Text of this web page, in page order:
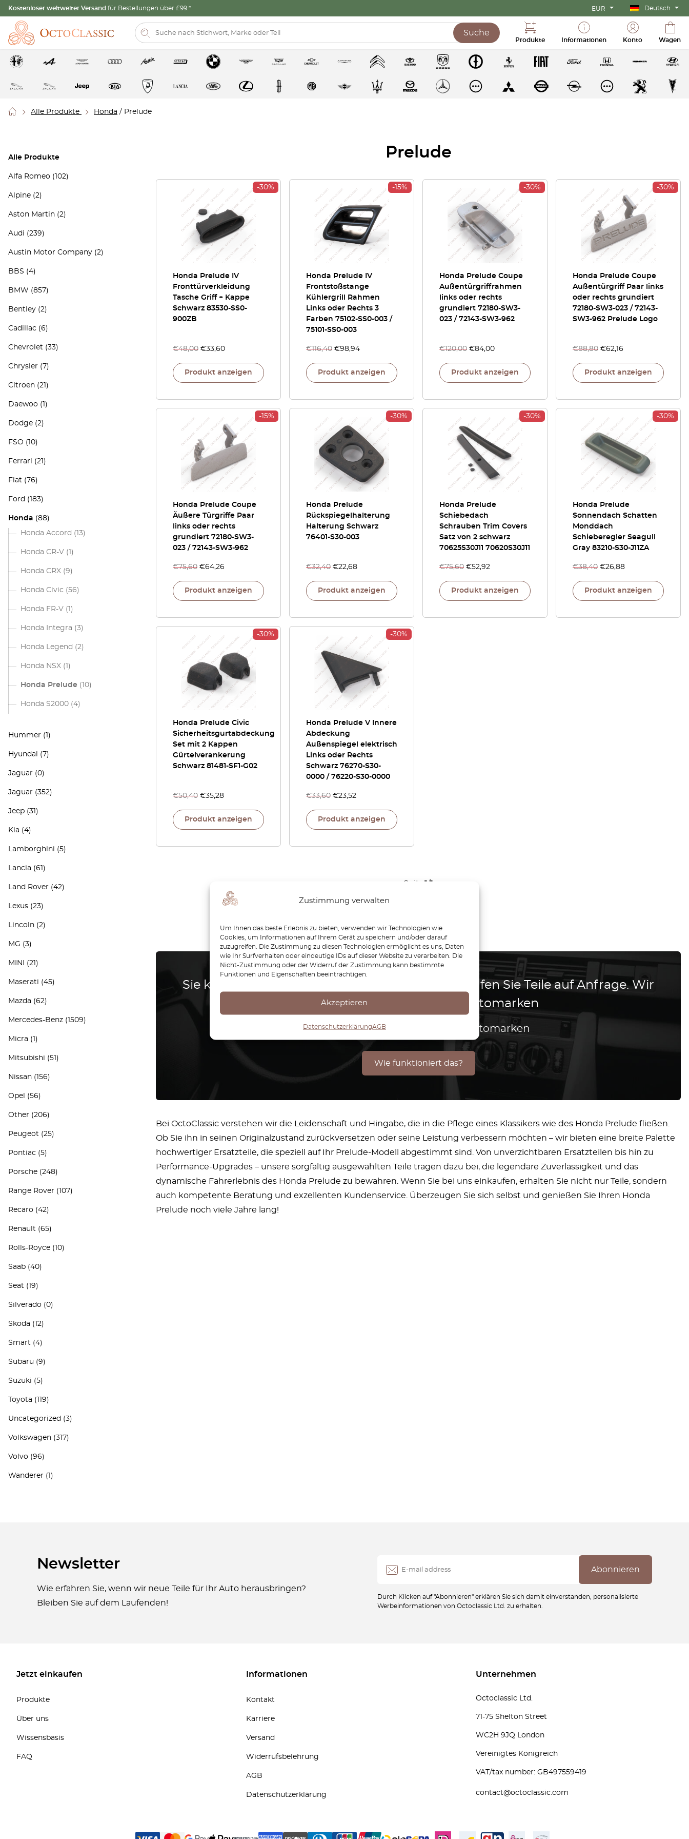
Zustimmung verwalten
Um Ihnen das beste Erlebnis zu bieten, verwenden wir Technologien wie
Cookies, um Informationen auf Ihrem Gerät zu speichern und/oder darauf
zuzugreifen. Die Zustimmung zu diesen Technologien ermöglicht es uns, Daten
wie Ihr Surfverhalten oder eindeutige IDs auf dieser Website zu verarbeiten. Die
Nicht-Zustimmung oder der Widerruf der Zustimmung kann bestimmte
Funktionen und Eigenschaften beeinträchtigen.
Akzeptieren
DatenschutzerklärungAGB
Kostenloser weltweiter Versand für Bestellungen über £99.* EUR Deutsch
Suche
Produkte Informationen Konto Wagen
Alle Produkte Honda / Prelude
Alle Produkte
Alfa Romeo (102)
Alpine (2)
Aston Martin (2)
Audi (239)
Austin Motor Company (2)
BBS (4)
BMW (857)
Bentley (2)
Cadillac (6)
Chevrolet (33)
Chrysler (7)
Citroen (21)
Daewoo (1)
Dodge (2)
FSO (10)
Ferrari (21)
Fiat (76)
Ford (183)
Honda (88)
Honda Accord (13)
Honda CR-V (1)
Honda CRX (9)
Honda Civic (56)
Honda FR-V (1)
Honda Integra (3)
Honda Legend (2)
Honda NSX (1)
Honda Prelude (10)
Honda S2000 (4)
Hummer (1)
Hyundai (7)
Jaguar (0)
Jaguar (352)
Jeep (31)
Kia (4)
Lamborghini (5)
Lancia (61)
Land Rover (42)
Lexus (23)
Lincoln (2)
MG (3)
MINI (21)
Maserati (45)
Mazda (62)
Mercedes-Benz (1509)
Micra (1)
Mitsubishi (51)
Nissan (156)
Opel (56)
Other (206)
Peugeot (25)
Pontiac (5)
Porsche (248)
Range Rover (107)
Recaro (42)
Renault (65)
Rolls-Royce (10)
Saab (40)
Seat (19)
Silverado (0)
Skoda (12)
Smart (4)
Subaru (9)
Suzuki (5)
Toyota (119)
Uncategorized (3)
Volkswagen (317)
Volvo (96)
Wanderer (1)
Prelude
-30%
Honda Prelude IV
Fronttürverkleidung
Tasche Griff + Kappe
Schwarz 83530-SS0-
900ZB
€48,00 €33,60
Produkt anzeigen
-15%
Honda Prelude IV
Frontstoßstange
Kühlergrill Rahmen
Links oder Rechts 3
Farben 75102-SS0-003 /
75101-SS0-003
€116,40 €98,94
Produkt anzeigen
-30%
Honda Prelude Coupe
Außentürgriffrahmen
links oder rechts
grundiert 72180-SW3-
023 / 72143-SW3-962
€120,00 €84,00
Produkt anzeigen
-30%
Honda Prelude Coupe
Außentürgriff Paar links
oder rechts grundiert
72180-SW3-023 / 72143-
SW3-962 Prelude Logo
€88,80 €62,16
Produkt anzeigen
-15%
Honda Prelude Coupe
Äußere Türgriffe Paar
links oder rechts
grundiert 72180-SW3-
023 / 72143-SW3-962
€75,60 €64,26
Produkt anzeigen
-30%
Honda Prelude
Rückspiegelhalterung
Halterung Schwarz
76401-S30-003
€32,40 €22,68
Produkt anzeigen
-30%
Honda Prelude
Schiebedach
Schrauben Trim Covers
Satz von 2 schwarz
70625S30J11 70620S30J11
€75,60 €52,92
Produkt anzeigen
-30%
Honda Prelude
Sonnendach Schatten
Monddach
Schieberegler Seagull
Gray 83210-S30-J11ZA
€38,40 €26,88
Produkt anzeigen
-30%
Honda Prelude Civic
Sicherheitsgurtabdeckung
Set mit 2 Kappen
Gürtelverankerung
Schwarz 81481-SF1-G02
€50,40 €35,28
Produkt anzeigen
-30%
Honda Prelude V Innere
Abdeckung
Außenspiegel elektrisch
Links oder Rechts
Schwarz 76270-S30-
0000 / 76220-S30-0000
€33,60 €23,52
Produkt anzeigen
Seite 1 /1
Sie können das Teil für Ihr Auto nicht finden? Prüfen Sie Teile auf Anfrage. Wir
reproduzieren Teile für alle Automarken
Wir reproduzieren Teile für alle Automarken
Wie funktioniert das?
Bei OctoClassic verstehen wir die Leidenschaft und Hingabe, die in die Pflege eines Klassikers wie des Honda Prelude fließen.
Ob Sie ihn in seinen Originalzustand zurückversetzen oder seine Leistung verbessern möchten – wir bieten eine breite Palette
hochwertiger Ersatzteile, die speziell auf Ihr Prelude-Modell abgestimmt sind. Von unverzichtbaren Ersatzteilen bis hin zu
Performance-Upgrades – unsere sorgfältig ausgewählten Teile tragen dazu bei, die legendäre Zuverlässigkeit und das
dynamische Fahrerlebnis des Honda Prelude zu bewahren. Wenn Sie bei uns einkaufen, erhalten Sie nicht nur Teile, sondern
auch kompetente Beratung und exzellenten Kundenservice. Überzeugen Sie sich selbst und genießen Sie Ihren Honda
Prelude noch viele Jahre lang!
Newsletter
Wie erfahren Sie, wenn wir neue Teile für Ihr Auto herausbringen?
Bleiben Sie auf dem Laufenden!
Durch Klicken auf "Abonnieren" erklären Sie sich damit einverstanden, personalisierte
Werbeinformationen von Octoclassic Ltd. zu erhalten.
Jetzt einkaufen
Produkte
Über uns
Wissensbasis
FAQ
Informationen
Kontakt
Karriere
Versand
Widerrufsbelehrung
AGB
Datenschutzerklärung
Unternehmen
Octoclassic Ltd.
71-75 Shelton Street
WC2H 9JQ London
Vereinigtes Königreich
VAT/tax number: GB497559419
contact@octoclassic.com